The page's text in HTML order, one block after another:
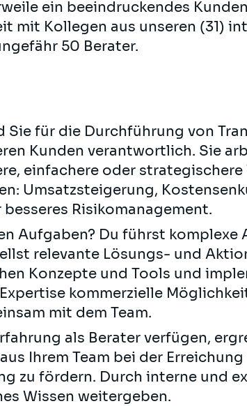
ein beeindruckendes
mit Kollegen aus unseren (31)
50 Berater.
Sie für die Durchführung von
Kunden verantwortlich. Sie
einfachere oder strategischere
Umsatzsteigerung,
Risikomanagement.
Aufgaben? Du führst
relevante Lösungs- und
Konzepte und Tools und
kommerzielle
mit dem Team.
als Berater verfügen,
Ihrem Team bei der
zu fördern. Durch interne und
Wissen weitergeben.